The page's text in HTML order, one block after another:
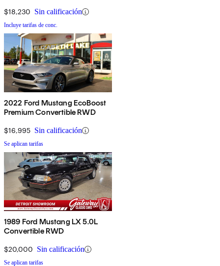
$18,230 Sin calificación
Incluye tarifas de conc.
2022 Ford Mustang EcoBoost
Premium Convertible RWD
$16,995 Sin calificación
Se aplican tarifas
1989 Ford Mustang LX 5.0L
Convertible RWD
$20,000 Sin calificación
Se aplican tarifas